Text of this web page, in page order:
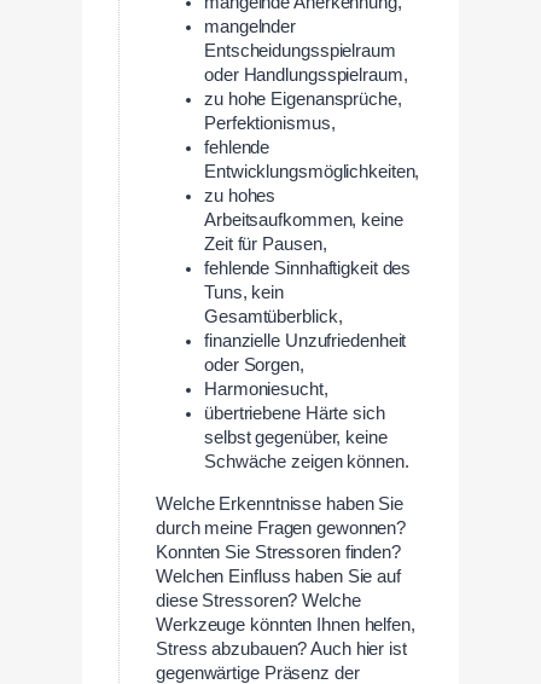
mangelnder
Entscheidungsspielraum
oder Handlungsspielraum,
zu hohe Eigenansprüche,
Perfektionismus,
fehlende
Entwicklungsmöglichkeiten,
zu hohes
Arbeitsaufkommen, keine
Zeit für Pausen,
fehlende Sinnhaftigkeit des
Tuns, kein
Gesamtüberblick,
finanzielle Unzufriedenheit
oder Sorgen,
Harmoniesucht,
übertriebene Härte sich
selbst gegenüber, keine
Schwäche zeigen können.
Welche Erkenntnisse haben Sie
durch meine Fragen gewonnen?
Konnten Sie Stressoren finden?
Welchen Einfluss haben Sie auf
diese Stressoren? Welche
Werkzeuge könnten Ihnen helfen,
Stress abzubauen? Auch hier ist
gegenwärtige Präsenz der